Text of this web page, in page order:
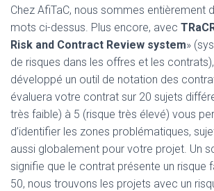
Chez AfiTaC, nous sommes entièrement
mots ci-dessus. Plus encore, avec
Risk and Contract Review system»
de risques dans les offres et les
développé un outil de notation des
évaluera votre contrat sur 20 sujets
très faible) à 5 (risque très élevé) vous
d’identifier les zones problématiques,
aussi globalement pour votre projet. Un
signifie que le contrat présente un risque
50, nous trouvons les projets avec un